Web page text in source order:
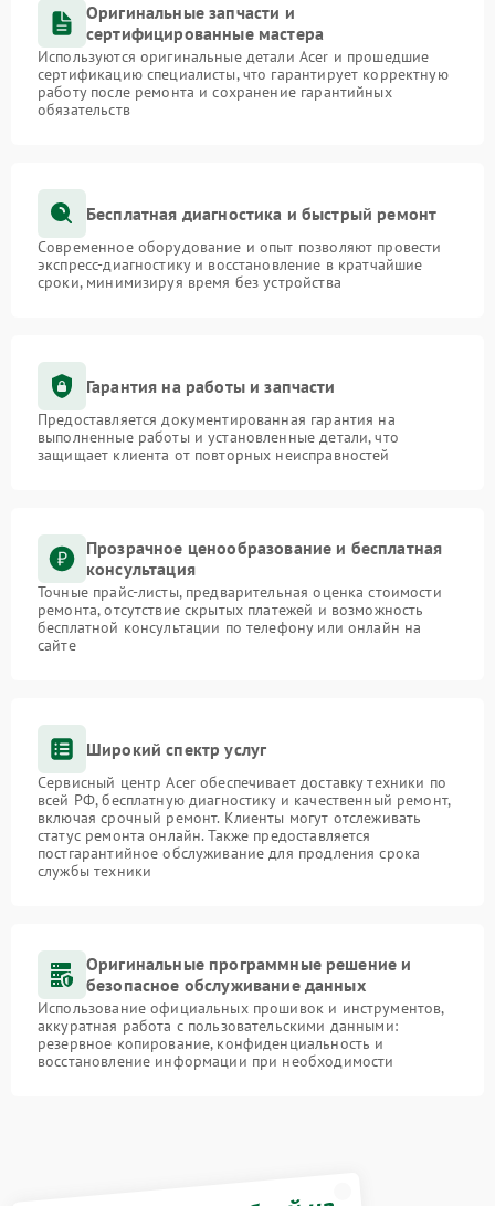
Оригинальные запчасти и
сертифицированные мастера
Используются оригинальные детали Acer и прошедшие
сертификацию специалисты, что гарантирует корректную
работу после ремонта и сохранение гарантийных
обязательств
Бесплатная диагностика и быстрый ремонт
Современное оборудование и опыт позволяют провести
экспресс-диагностику и восстановление в кратчайшие
сроки, минимизируя время без устройства
Гарантия на работы и запчасти
Предоставляется документированная гарантия на
выполненные работы и установленные детали, что
защищает клиента от повторных неисправностей
Прозрачное ценообразование и бесплатная
консультация
Точные прайс-листы, предварительная оценка стоимости
ремонта, отсутствие скрытых платежей и возможность
бесплатной консультации по телефону или онлайн на
сайте
Широкий спектр услуг
Сервисный центр Acer обеспечивает доставку техники по
всей РФ, бесплатную диагностику и качественный ремонт,
включая срочный ремонт. Клиенты могут отслеживать
статус ремонта онлайн. Также предоставляется
постгарантийное обслуживание для продления срока
службы техники
Оригинальные программные решение и
безопасное обслуживание данных
Использование официальных прошивок и инструментов,
аккуратная работа с пользовательскими данными:
резервное копирование, конфиденциальность и
восстановление информации при необходимости